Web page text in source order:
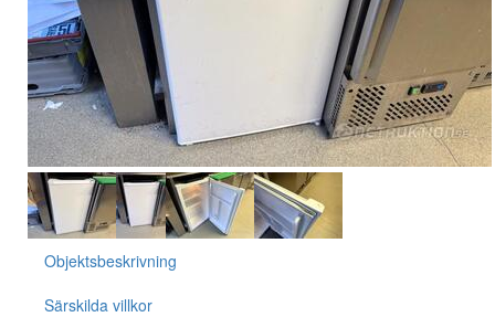
Objektsbeskrivning
Särskilda villkor